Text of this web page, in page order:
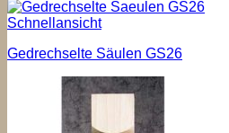
Schnellansicht
Gedrechselte Säulen GS26